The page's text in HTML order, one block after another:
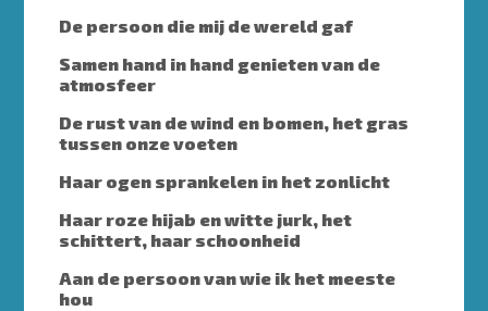
De persoon die mij de wereld gaf
Samen hand in hand genieten van de
atmosfeer
De rust van de wind en bomen, het gras
tussen onze voeten
Haar ogen sprankelen in het zonlicht
Haar roze hijab en witte jurk, het
schittert, haar schoonheid
Aan de persoon van wie ik het meeste
hou